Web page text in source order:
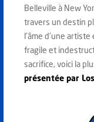
Belleville à New
travers un destin
l’âme d’une
fragile et
sacrifice, voici la
présentée par